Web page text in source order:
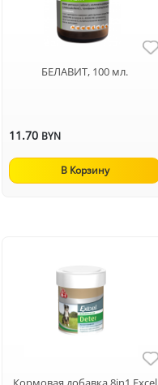
БЕЛАВИТ, 100 мл.
11.70 BYN
В Корзину